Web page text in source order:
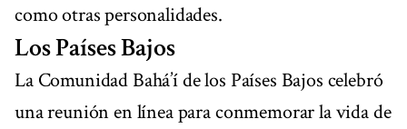
como otras personalidades.
Los Países Bajos
La Comunidad Bahá’í de los Países Bajos celebró
una reunión en línea para conmemorar la vida de